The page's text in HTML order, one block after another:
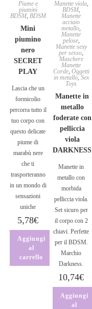
Piume e
piumini
BDSM, BDSM
Mini
piumino
nero
SECRET
PLAY
Lascia che un
formicolio
percorra tutto il
tuo corpo con
questo delicate
piume di
marabù nere
che ti
trasporteranno
in un mondo di
sensazioni
uniche
5,78€
Aggiungi
al
carrello
Manette viola,
BDSM,
Manette
acciaio
metallo,
Manette
pelose,
Manette sexy
per sesso,
Maschere
Manette
Corde, Oggetti
in metallo, Sex
Toys
Manette in
metallo
foderate con
pelliccia
viola
DARKNESS
Manette in
metallo con
morbida
pelliccia viola.
Set sicuro per
il corpo con 2
chiavi. Perfette
per il BDSM.
Marchio
Darkness.
10,74€
Aggiungi
al